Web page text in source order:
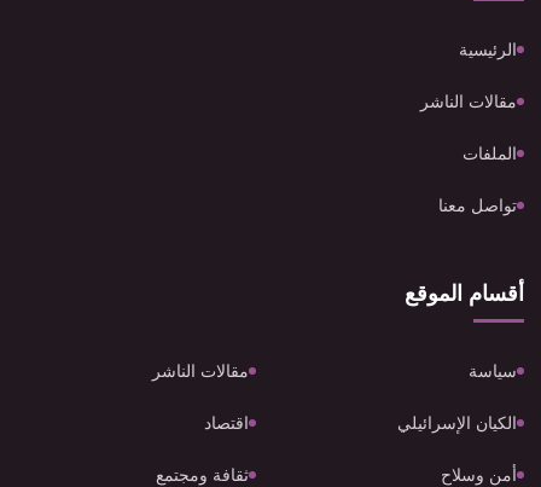
الرئيسية
مقالات الناشر
الملفات
تواصل معنا
أقسام الموقع
سياسة مقالات الناشر
الكيان الإسرائيلي اقتصاد
أمن وسلاح ثقافة ومجتمع